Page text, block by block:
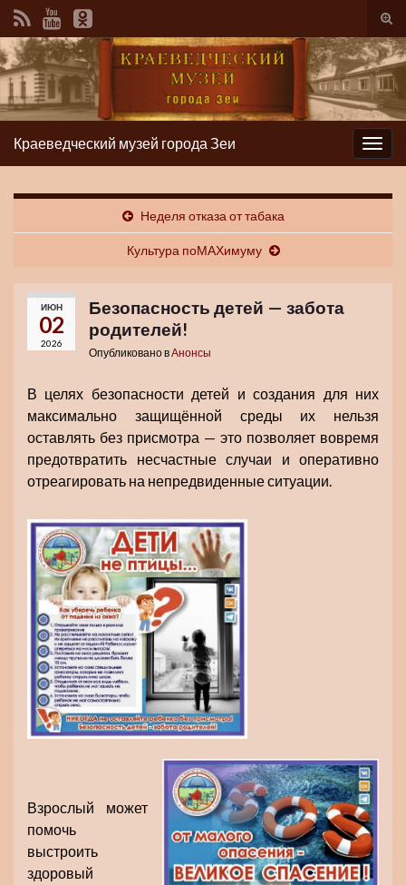
Вкл/
Вкл/
выкл
Краеведческий музей города Зеи
Неделя отказа от табака
Культура поМАХимуму
ИЮН
02
2026
Безопасность детей — забота
родителей!
Опубликовано вАнонсы
В целях безопасности детей и создания для них
максимально защищённой среды их нельзя
оставлять без присмотра — это позволяет вовремя
предотвратить несчастные случаи и оперативно
отреагировать на непредвиденные ситуации.
Взрослый может
помочь
выстроить
здоровый